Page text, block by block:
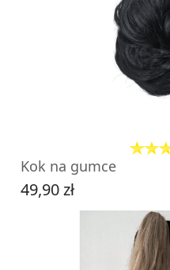
Kok na gumce
Cena
49,90 zł